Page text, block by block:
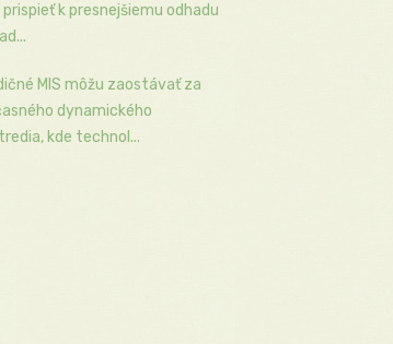
k presnejšiemu odhadu
MIS môžu zaostávať za
dynamického
kde technol...